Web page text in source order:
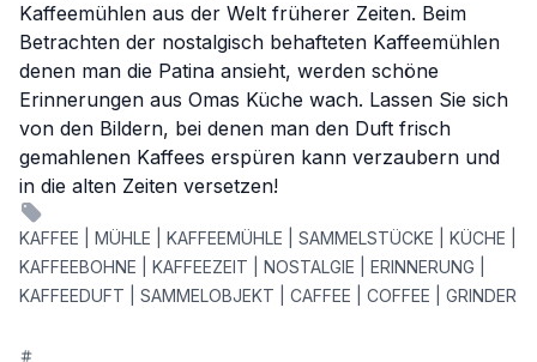
Kaffeemühlen aus der Welt früherer Zeiten. Beim
Betrachten der nostalgisch behafteten Kaffeemühlen
denen man die Patina ansieht, werden schöne
Erinnerungen aus Omas Küche wach. Lassen Sie sich
von den Bildern, bei denen man den Duft frisch
gemahlenen Kaffees erspüren kann verzaubern und
in die alten Zeiten versetzen!
KAFFEE | MÜHLE | KAFFEEMÜHLE | SAMMELSTÜCKE | KÜCHE |
KAFFEEBOHNE | KAFFEEZEIT | NOSTALGIE | ERINNERUNG |
KAFFEEDUFT | SAMMELOBJEKT | CAFFEE | COFFEE | GRINDER